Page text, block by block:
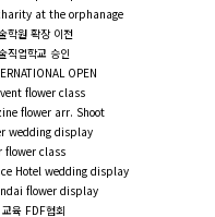
at the orphanage
원 확장 이전
학교 승인
OPEN
flower class
flower arr. Shoot
display
class
wedding display
flower display
육 FDF협회